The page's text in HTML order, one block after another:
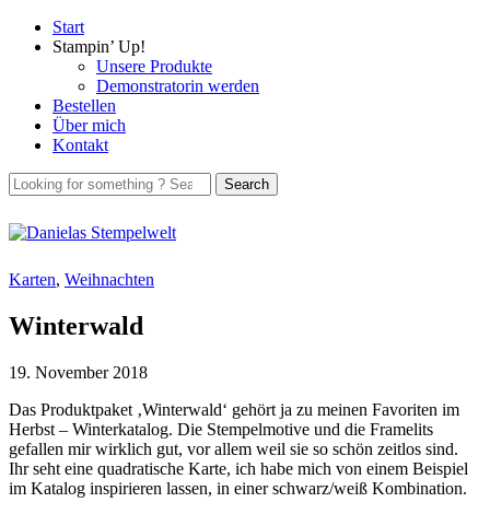
Start
Stampin’ Up!
Unsere Produkte
Demonstratorin werden
Bestellen
Über mich
Kontakt
Karten, Weihnachten
Winterwald
19. November 2018
Das Produktpaket ‚Winterwald‘ gehört ja zu meinen Favoriten im
Herbst – Winterkatalog. Die Stempelmotive und die Framelits
gefallen mir wirklich gut, vor allem weil sie so schön zeitlos sind.
Ihr seht eine quadratische Karte, ich habe mich von einem Beispiel
im Katalog inspirieren lassen, in einer schwarz/weiß Kombination.